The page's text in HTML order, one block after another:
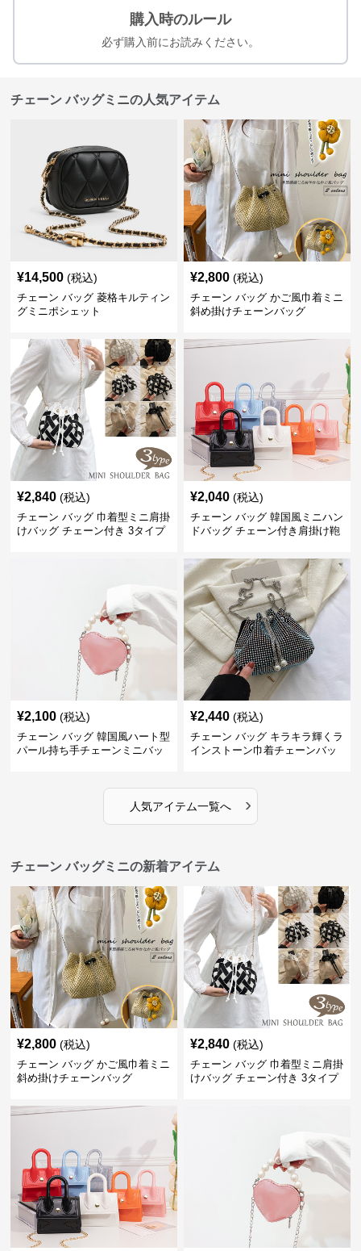
購入時のルール
必ず購入前にお読みください。
チェーン バッグミニの人気アイテム
¥14,500 (税込)
チェーン バッグ 菱格キルティン
グミニポシェット
¥2,800 (税込)
チェーン バッグ かご風巾着ミニ
斜め掛けチェーンバッグ
¥2,840 (税込)
チェーン バッグ 巾着型ミニ肩掛
けバッグ チェーン付き 3タイプ
¥2,040 (税込)
チェーン バッグ 韓国風ミニハン
ドバッグ チェーン付き肩掛け鞄
¥2,100 (税込)
チェーン バッグ 韓国風ハート型
パール持ち手チェーンミニバッ
¥2,440 (税込)
チェーン バッグ キラキラ輝くラ
インストーン巾着チェーンバッ
人気アイテム一覧へ ›
チェーン バッグミニの新着アイテム
¥2,800 (税込)
チェーン バッグ かご風巾着ミニ
斜め掛けチェーンバッグ
¥2,840 (税込)
チェーン バッグ 巾着型ミニ肩掛
けバッグ チェーン付き 3タイプ